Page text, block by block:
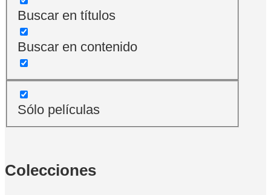
Buscar en títulos
Buscar en contenido
Sólo películas
Colecciones